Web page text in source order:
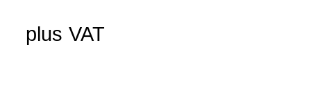
plus VAT